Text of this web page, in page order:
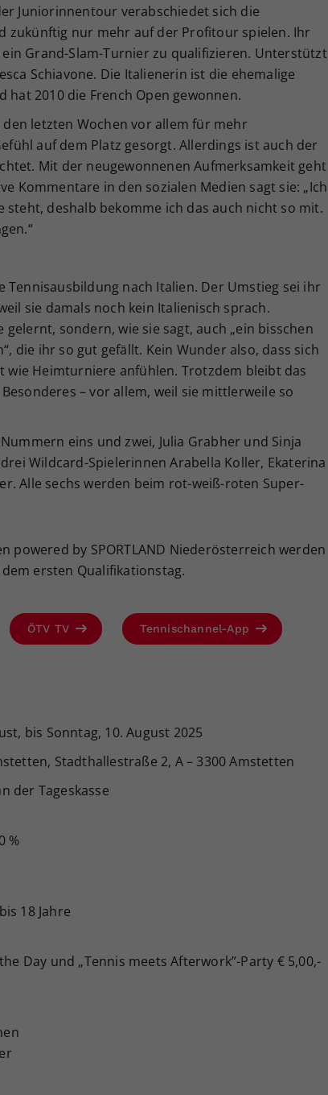
Juniorinnentour verabschiedet sich die
zukünftig nur mehr auf der Profitour spielen. Ihr
Grand-Slam-Turnier zu qualifizieren. Unterstützt
Schiavone. Die Italienerin ist die ehemalige
2010 die French Open gewonnen.
letzten Wochen vor allem für mehr
auf dem Platz gesorgt. Allerdings ist auch der
Mit der neugewonnenen Aufmerksamkeit geht
Kommentare in den sozialen Medien sagt sie: „Ich
deshalb bekomme ich das auch nicht so mit.
Tennisausbildung nach Italien. Der Umstieg sei ihr
sie damals noch kein Italienisch sprach.
sondern, wie sie sagt, auch „ein bisschen
die ihr so gut gefällt. Kein Wunder also, dass sich
wie Heimturniere anfühlen. Trotzdem bleibt das
– vor allem, weil sie mittlerweile so
eins und zwei, Julia Grabher und Sinja
Wildcard-Spielerinnen Arabella Koller, Ekaterina
Alle sechs werden beim rot-weiß-roten Super-
powered by SPORTLAND Niederösterreich werden
ersten Qualifikationstag.
ÖTV TV Tennischannel-App
bis Sonntag, 10. August 2025
Stadthallestraße 2, A – 3300 Amstetten
der Tageskasse
%
18 Jahre
Day und „Tennis meets Afterwork”-Party € 5,00,-